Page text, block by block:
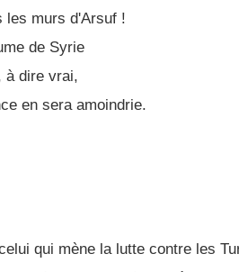
les murs d'Arsuf !
de Syrie
à dire vrai,
en sera amoindrie.
qui mène la lutte contre les